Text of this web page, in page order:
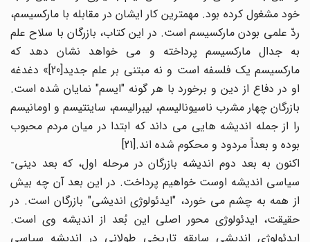
خود مشغول کرده بود. مهمترین کار ایشان در مقابله با مارکسیسم،
ردّ علمی بودن مارکسیسم است. در این کتاب، بازرگان با سلاح علم
به جدال مارکسیسم پرداخته و می خواهد نشان دهد که
مارکسیسم یک فلسفه است و نه مبتنی بر علم جدید[20]» دغدغه
او در دفاع از دین و برخورد با هر گونه "ایسم" نمایان شده است.
بازرگان چهار مشرب ناسیونالیسم، لیبرالیسم، ساینتیسم و اومانیسم
را از جمله اندیشه هایی می داند که ابتدا در میان مردم محبوب
بوده و بعداً مردود و محکوم شده اند.[21]
اکنون به بعد دوم اندیشه بازرگان در مرحله اول، که بعد دینی-
سیاسی اندیشه اوست خواهیم پرداخت. در این بعد آن چه بیش
از همه به چشم می خورد، "ایدئولوژی اندیشی" بازرگان است. در
حقیقت، ایدئولوژی محور اصلی این بُعد از اندیشه وی است.
ایدئولوژی اندیشی سابقه تاریخی طولانی در اندیشه سیاسی